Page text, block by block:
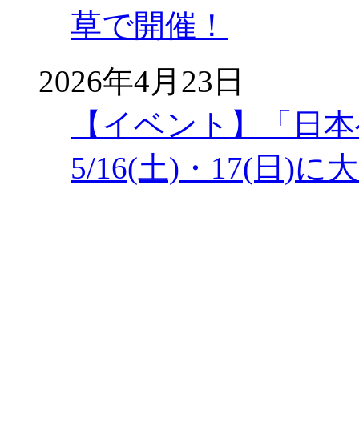
草で開催！
2026年4月23日
【イベント】「日
5/16(土)・17(日)に